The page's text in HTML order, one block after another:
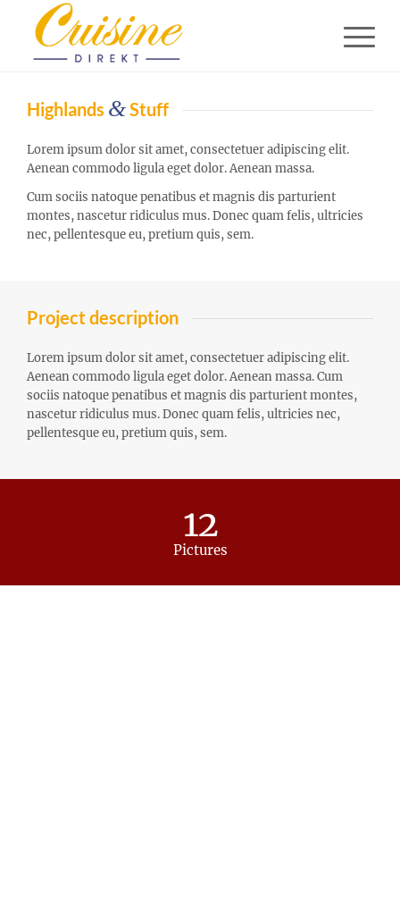
Highlands &Stuff
Lorem ipsum dolor sit amet, consectetuer adipiscing elit.
Aenean commodo ligula eget dolor. Aenean massa.
Cum sociis natoque penatibus et magnis dis parturient
montes, nascetur ridiculus mus. Donec quam felis, ultricies
nec, pellentesque eu, pretium quis, sem.
Project description
Lorem ipsum dolor sit amet, consectetuer adipiscing elit.
Aenean commodo ligula eget dolor. Aenean massa. Cum
sociis natoque penatibus et magnis dis parturient montes,
nascetur ridiculus mus. Donec quam felis, ultricies nec,
pellentesque eu, pretium quis, sem.
12
Pictures